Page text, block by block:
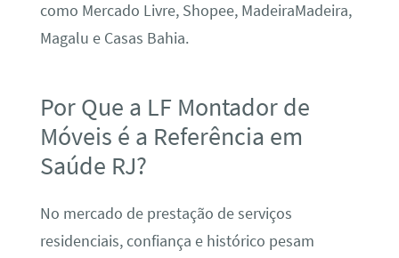
como Mercado Livre, Shopee, MadeiraMadeira,
Magalu e Casas Bahia.
Por Que a LF Montador de
Móveis é a Referência em
Saúde RJ?
No mercado de prestação de serviços
residenciais, confiança e histórico pesam